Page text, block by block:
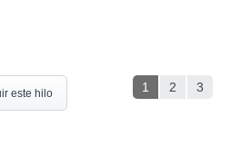
1 2 3
este hilo